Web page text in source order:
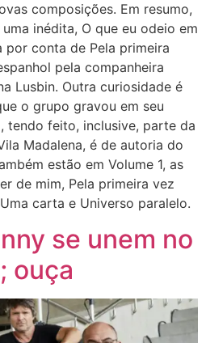
composições. Em resumo,
inédita, O que eu odeio em
conta de Pela primeira
pela companheira
Lusbin. Outra curiosidade é
o grupo gravou em seu
tendo feito, inclusive, parte da
Madalena, é de autoria do
estão em Volume 1, as
de mim, Pela primeira vez
carta e Universo paralelo.
se unem no
ouça